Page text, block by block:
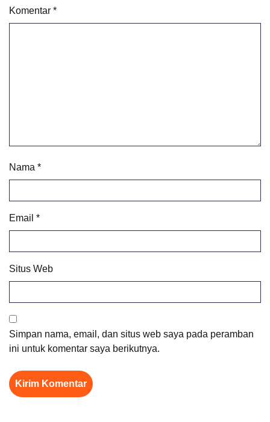
Komentar *
Nama *
Email *
Situs Web
Simpan nama, email, dan situs web saya pada peramban
ini untuk komentar saya berikutnya.